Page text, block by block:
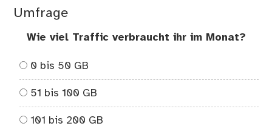
Umfrage
Wie viel Traffic verbraucht ihr im Monat?
0 bis 50 GB
51 bis 100 GB
101 bis 200 GB